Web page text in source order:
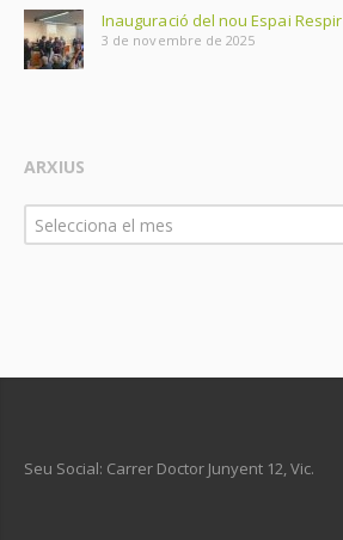
Inauguració del nou Espai Respir
3 de novembre de 2025
ARXIUS
Arxius
Selecciona el mes
Seu Social: Carrer Doctor Junyent 12, Vic.